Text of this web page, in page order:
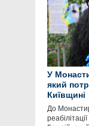
У
який
Київщині
До